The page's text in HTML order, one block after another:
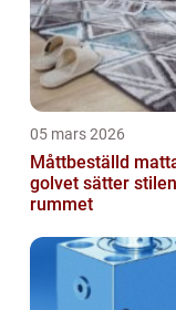
05 mars 2026
Måttbeställd
golvet sätter
rummet